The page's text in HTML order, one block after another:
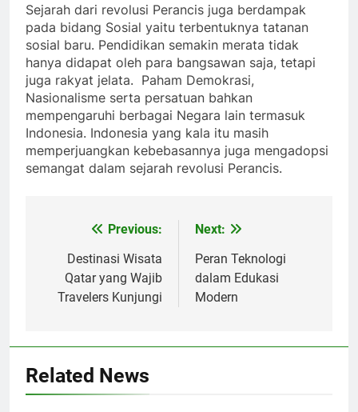
Sejarah dari revolusi Perancis juga berdampak
pada bidang Sosial yaitu terbentuknya tatanan
sosial baru. Pendidikan semakin merata tidak
hanya didapat oleh para bangsawan saja, tetapi
juga rakyat jelata. Paham Demokrasi,
Nasionalisme serta persatuan bahkan
mempengaruhi berbagai Negara lain termasuk
Indonesia. Indonesia yang kala itu masih
memperjuangkan kebebasannya juga mengadopsi
semangat dalam sejarah revolusi Perancis.
navigation
Previous:
Destinasi Wisata
Qatar yang Wajib
Travelers Kunjungi
Next:
Peran Teknologi
dalam Edukasi
Modern
Related News